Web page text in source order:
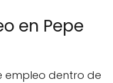
en Pepe
empleo dentro de